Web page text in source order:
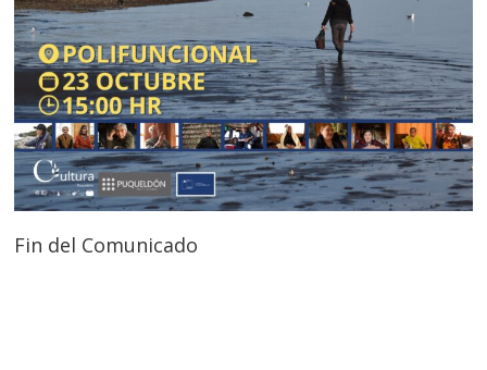
Fin del Comunicado